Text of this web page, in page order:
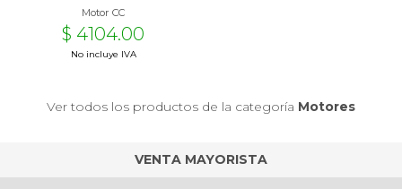
Motor CC
$ 4104.00
No incluye IVA
Ver todos los productos de la categoría Motores
VENTA MAYORISTA